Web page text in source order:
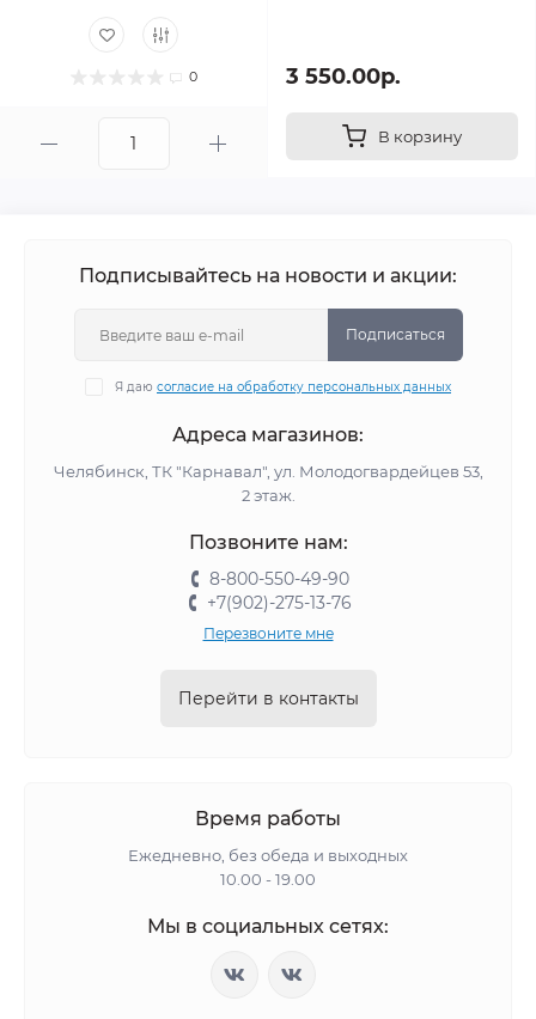
0 3 550.00р.
В корзину
Подписывайтесь на новости и акции:
Подписаться
Я даю согласие на обработку персональных данных
Адреса магазинов:
Челябинск, ТК "Карнавал", ул. Молодогвардейцев 53,
2 этаж.
Позвоните нам:
8-800-550-49-90
+7(902)-275-13-76
Перезвоните мне
Перейти в контакты
Время работы
Ежедневно, без обеда и выходных
10.00 - 19.00
Мы в социальных сетях: